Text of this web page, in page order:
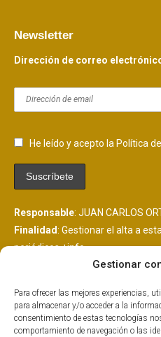
Gestionar
Para ofrecer las mejores experiencias,
para almacenar y/o acceder a la
consentimiento de estas tecnologías
comportamiento de navegación o las
Newsletter
Dirección de correo
He leído y acepto la Política
Responsable: JUAN CARLOS
Finalidad: Gestionar el alta a
periódicos+info
: Consentimiento
de envío de boletines alojada en
PrivacyShield.+info
Derechos: Tiene derechos que